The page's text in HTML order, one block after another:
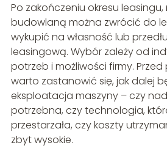
Po zakończeniu okresu
budowlaną można zwrócić do
wykupić na własność lub
leasingową. Wybór zależy od
potrzeb i możliwości firmy.
warto zastanowić się, jak dalej
eksploatacja maszyny – czy
potrzebna, czy technologia,
przestarzała, czy koszty
zbyt wysokie.